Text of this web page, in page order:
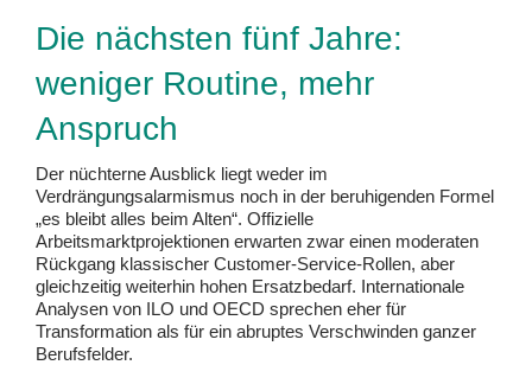
Die nächsten fünf Jahre:
weniger Routine, mehr
Anspruch
Der nüchterne Ausblick liegt weder im
Verdrängungsalarmismus noch in der beruhigenden Formel
„es bleibt alles beim Alten“. Offizielle
Arbeitsmarktprojektionen erwarten zwar einen moderaten
Rückgang klassischer Customer-Service-Rollen, aber
gleichzeitig weiterhin hohen Ersatzbedarf. Internationale
Analysen von ILO und OECD sprechen eher für
Transformation als für ein abruptes Verschwinden ganzer
Berufsfelder.